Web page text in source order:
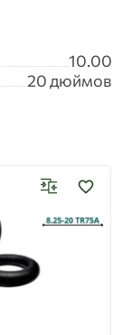
10.00
20 дюймов